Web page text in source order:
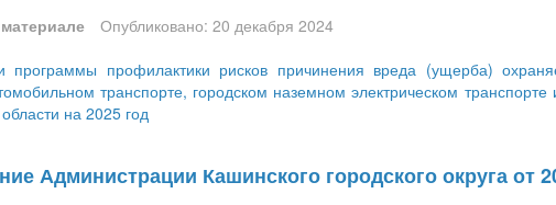
Опубликовано: 20 декабря 2024
программы профилактики рисков причинения вреда (ущерба)
транспорте, городском наземном электрическом
на 2025 год
Администрации Кашинского городского округа от